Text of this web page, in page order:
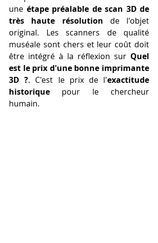
une étape préalable de scan 3D de
très haute résolution de l'objet
original. Les scanners de qualité
muséale sont chers et leur coût doit
être intégré à la réflexion sur Quel
est le prix d'une bonne imprimante
3D ?. C'est le prix de l'exactitude
historique pour le chercheur
humain.